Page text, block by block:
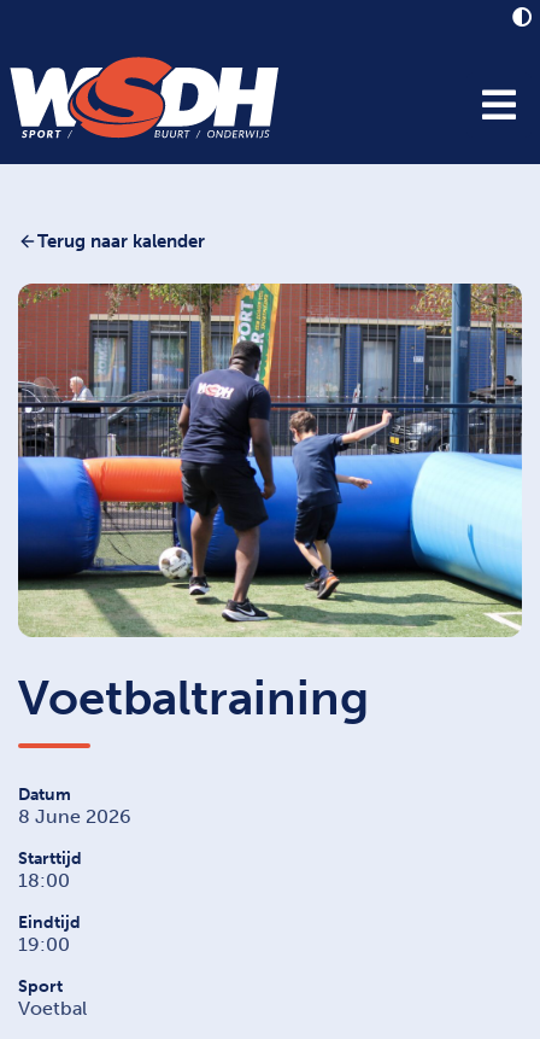
Terug naar kalender
Voetbaltraining
Datum
8 June 2026
Starttijd
18:00
Eindtijd
19:00
Sport
Voetbal